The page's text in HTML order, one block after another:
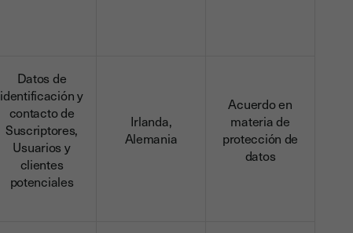
Datos de
identificación y
contacto de
Suscriptores,
Usuarios y
clientes
potenciales
Irlanda,
Alemania
Acuerdo en
materia de
protección de
datos